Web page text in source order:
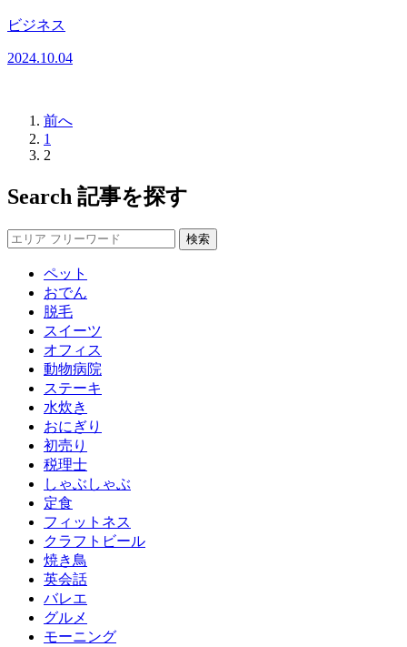
ビジネス
2024.10.04
前へ
1
2
Search 記事を探す
ペット
おでん
脱毛
スイーツ
オフィス
動物病院
ステーキ
水炊き
おにぎり
初売り
税理士
しゃぶしゃぶ
定食
フィットネス
クラフトビール
焼き鳥
英会話
バレエ
グルメ
モーニング